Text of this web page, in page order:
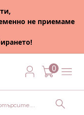
не приемаме
0